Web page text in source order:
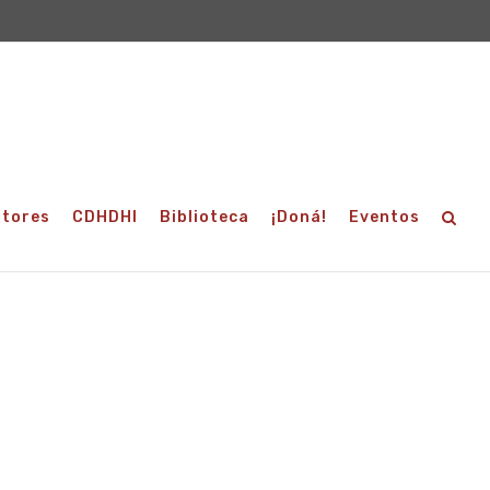
CDHDHI Biblioteca ¡Doná! Eventos